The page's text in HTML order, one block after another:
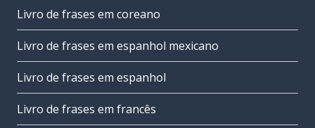
Livro de frases em coreano
Livro de frases em espanhol mexicano
Livro de frases em espanhol
Livro de frases em francês